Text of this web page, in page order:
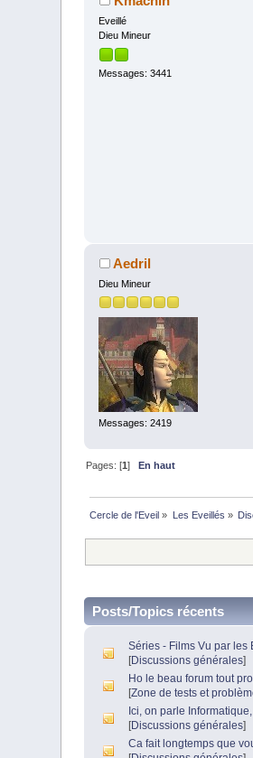
Eveillé
Dieu Mineur
Messages: 3441
Aedril
Dieu Mineur
Messages: 2419
Pages: [1]En haut
Cercle de l'Eveil » Les Eveillés »
Posts/Topics récents
Séries - Films Vu par les
[Discussions générales]
Ho le beau forum tout
[Zone de tests et
Ici, on parle
[Discussions générales]
Ca fait longtemps que